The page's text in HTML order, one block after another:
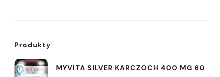
Produkty
MYVITA SILVER KARCZOCH 400 MG 60